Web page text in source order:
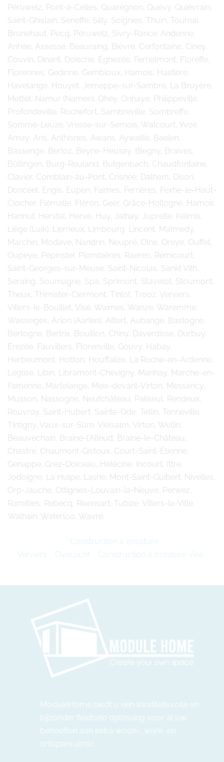
Péruwelz, Pont-à-Celles, Quaregnon, Quévy, Quiévrain,
Saint-Ghislain, Seneffe, Silly, Soignies, Thuin, Tournai,
Brunehaut, Pecq, Péruwelz, Sivry-Rance. Andenne,
Anhée, Assesse, Beauraing, Bièvre, Cerfontaine, Ciney,
Couvin, Dinant, Doische, Éghezée, Fernelmont, Floreffe,
Florennes, Gedinne, Gembloux, Hamois, Hastière,
Havelange, Houyet, Jemeppe-sur-Sambre, La Bruyère,
Mettet, Namur (Namen), Ohey, Onhaye, Philippeville,
Profondeville, Rochefort, Sambreville, Sombreffe,
Somme-Leuze, Vresse-sur-Semois, Walcourt, Yvoir,
Amay, Ans, Anthisnes, Awans, Aywaille, Baelen,
Bassenge, Berloz, Beyne-Heusay, Blegny, Braives,
Büllingen, Burg-Reuland, Butgenbach, Chaudfontaine,
Clavier, Comblain-au-Pont, Crisnée, Dalhem, Dison,
Donceel, Engis, Eupen, Faimes, Ferrières, Fexhe-le-Haut-
Clocher, Flémalle, Fléron, Geer, Grâce-Hollogne, Hamoir,
Hannut, Herstal, Herve, Huy, Jalhay, Juprelle, Kelmis,
Liège (Luik), Lierneux, Limbourg, Lincent, Malmedy,
Marchin, Modave, Nandrin, Neupré, Olne, Oreye, Ouffet,
Oupeye, Pepinster, Plombières, Raeren, Remicourt,
Saint-Georges-sur-Meuse, Saint-Nicolas, Sankt Vith,
Seraing, Soumagne, Spa, Sprimont, Stavelot, Stoumont,
Theux, Thimister-Clermont, Tinlot, Trooz, Verviers,
Villers-le-Bouillet, Visé, Waimes, Wanze, Waremme,
Wasseiges, Arlon (Aarlen), Attert, Aubange, Bastogne,
Bertogne, Bertrix, Bouillon, Chiny, Daverdisse, Durbuy,
Érezée, Fauvillers, Florenville, Gouvy, Habay,
Herbeumont, Hotton, Houffalize, La Roche-en-Ardenne,
Léglise, Libin, Libramont-Chevigny, Manhay, Marche-en-
Famenne, Martelange, Meix-devant-Virton, Messancy,
Musson, Nassogne, Neufchâteau, Paliseul, Rendeux,
Rouvroy, Saint-Hubert, Sainte-Ode, Tellin, Tenneville,
Tintigny, Vaux-sur-Sûre, Vielsalm, Virton, Wellin,
Beauvechain, Braine-l’Alleud, Braine-le-Château,
Chastre, Chaumont-Gistoux, Court-Saint-Étienne,
Genappe, Grez-Doiceau, Hélécine, Incourt, Ittre,
Jodoigne, La Hulpe, Lasne, Mont-Saint-Guibert, Nivelles,
Orp-Jauche, Ottignies-Louvain-la-Neuve, Perwez,
Ramillies, Rebecq, Rixensart, Tubize, Villers-la-Ville,
Walhain, Waterloo, Wavre.
Construction à ossature
Verviers
Overzicht Construction à ossature Visé
ModuleHome biedt u een kwaliteitsvolle en
bijzonder flexibele oplossing voor al uw
behoeften aan extra woon-, werk- en
ontspanruimte.